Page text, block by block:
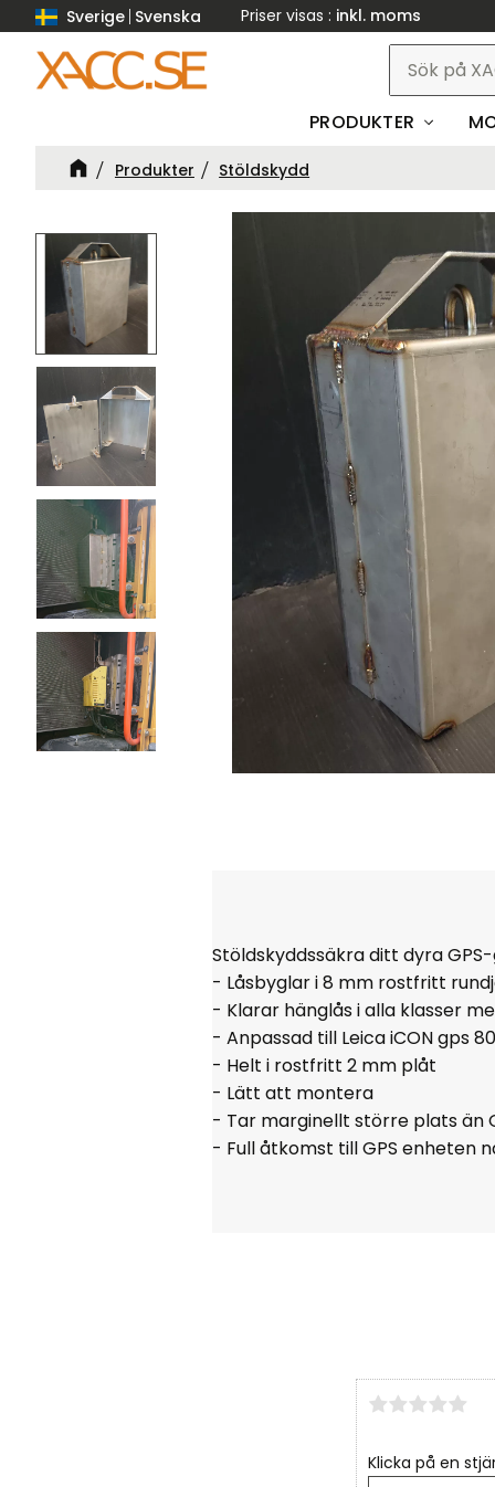
Sverige Svenska Priser visas inkl. moms
PRODUKTER
Produkter Stöldskydd
Stöldskyddssäkra ditt dyra
- Låsbyglar i 8 mm rostfritt
- Klarar hänglås i alla klasser
- Anpassad till Leica iCON gps 80
- Helt i rostfritt 2 mm plåt
- Lätt att montera
- Tar marginellt större plats än
- Full åtkomst till GPS enheten
Klicka på en